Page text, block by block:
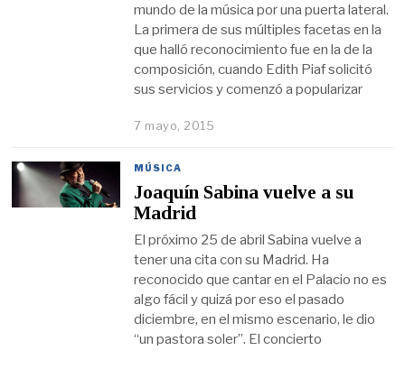
mundo de la música por una puerta lateral.
La primera de sus múltiples facetas en la
que halló reconocimiento fue en la de la
composición, cuando Edith Piaf solicitó
sus servicios y comenzó a popularizar
7 mayo, 2015
MÚSICA
Joaquín Sabina vuelve a su
Madrid
El próximo 25 de abril Sabina vuelve a
tener una cita con su Madrid. Ha
reconocido que cantar en el Palacio no es
algo fácil y quizá por eso el pasado
diciembre, en el mismo escenario, le dio
“un pastora soler”. El concierto